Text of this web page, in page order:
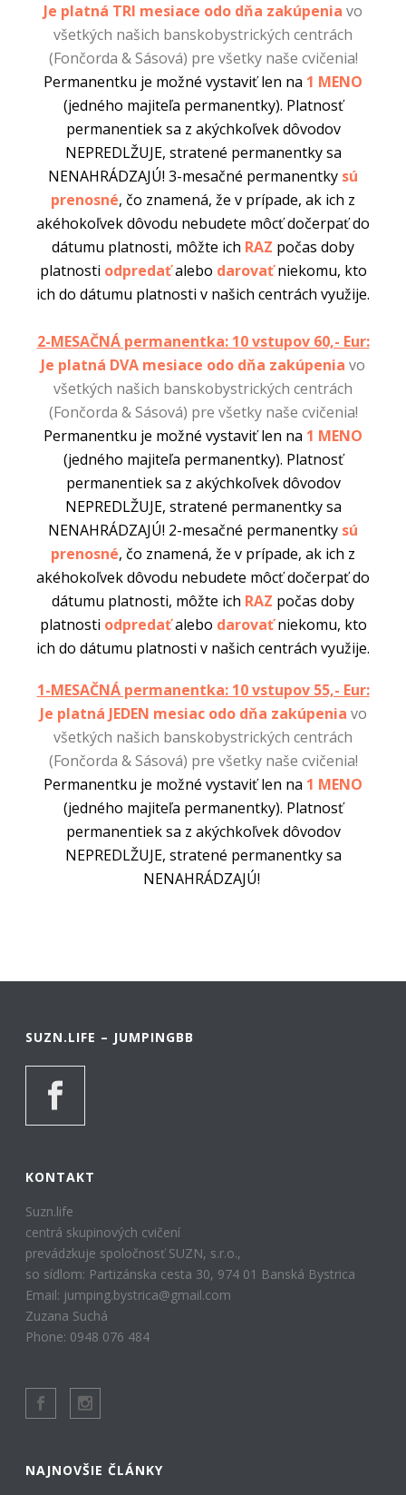
Je platná TRI mesiace odo dňa zakúpenia vo
všetkých našich banskobystrických centrách
(Fončorda & Sásová) pre všetky naše cvičenia!
Permanentku je možné vystaviť len na 1 MENO
(jedného majiteľa permanentky). Platnosť
permanentiek sa z akýchkoľvek dôvodov
NEPREDLŽUJE, stratené permanentky sa
NENAHRÁDZAJÚ! 3-mesačné permanentky sú
prenosné, čo znamená, že v prípade, ak ich z
akéhokoľvek dôvodu nebudete môcť dočerpať do
dátumu platnosti, môžte ich RAZ počas doby
platnosti odpredaťalebo darovaťniekomu, kto
ich do dátumu platnosti v našich centrách využije.
2-MESAČNÁ permanentka: 10 vstupov 60,- Eur:
Je platná DVA mesiace odo dňa zakúpenia vo
všetkých našich banskobystrických centrách
(Fončorda & Sásová) pre všetky naše cvičenia!
Permanentku je možné vystaviť len na 1 MENO
(jedného majiteľa permanentky). Platnosť
permanentiek sa z akýchkoľvek dôvodov
NEPREDLŽUJE, stratené permanentky sa
NENAHRÁDZAJÚ! 2-mesačné permanentky sú
prenosné, čo znamená, že v prípade, ak ich z
akéhokoľvek dôvodu nebudete môcť dočerpať do
dátumu platnosti, môžte ich RAZ počas doby
platnosti odpredaťalebo darovaťniekomu, kto
ich do dátumu platnosti v našich centrách využije.
1-MESAČNÁ permanentka: 10 vstupov 55,- Eur:
Je platná JEDEN mesiac odo dňa zakúpenia vo
všetkých našich banskobystrických centrách
(Fončorda & Sásová) pre všetky naše cvičenia!
Permanentku je možné vystaviť len na 1 MENO
(jedného majiteľa permanentky). Platnosť
permanentiek sa z akýchkoľvek dôvodov
NEPREDLŽUJE, stratené permanentky sa
NENAHRÁDZAJÚ!
SUZN.LIFE – JUMPINGBB
KONTAKT
Suzn.life
centrá skupinových cvičení
prevádzkuje spoločnosť SUZN, s.r.o.,
so sídlom: Partizánska cesta 30, 974 01 Banská Bystrica
Email: jumping.bystrica@gmail.com
Zuzana Suchá
Phone: 0948 076 484
NAJNOVŠIE ČLÁNKY